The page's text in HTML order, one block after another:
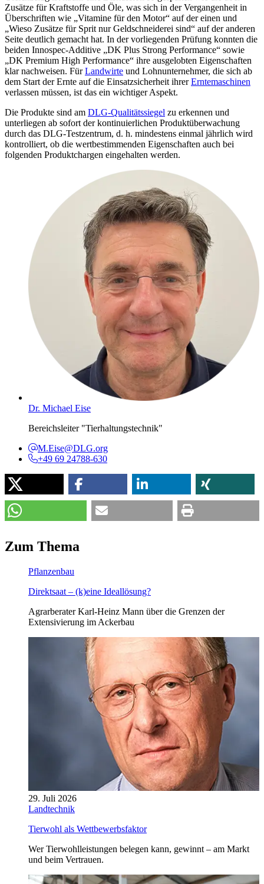
Zusätze für Kraftstoffe und Öle, was sich in der Vergangenheit in
Überschriften wie „Vitamine für den Motor“ auf der einen und
„Wieso Zusätze für Sprit nur Geldschneiderei sind“ auf der anderen
Seite deutlich gemacht hat. In der vorliegenden Prüfung konnten die
beiden Innospec-Additive „DK Plus Strong Performance“ sowie
„DK Premium High Performance“ ihre ausgelobten Eigenschaften
klar nachweisen. FürLandwirte und Lohnunternehmer, die sich ab
dem Start der Ernte auf die Einsatzsicherheit ihrerErntemaschinen
verlassen müssen, ist das ein wichtiger Aspekt.
Die Produkte sind am DLG-Qualitätssiegel zu erkennen und
unterliegen ab sofort der kontinuierlichen Produktüberwachung
durch das DLG-Testzentrum, d. h. mindestens einmal jährlich wird
kontrolliert, ob die wertbestimmenden Eigenschaften auch bei
folgenden Produktchargen eingehalten werden.
Dr. Michael Eise
Bereichsleiter "Tierhaltungstechnik"
M.Eise@DLG.org
+49 69 24788-630
Zum Thema
Pflanzenbau
Direktsaat – (k)eine Ideallösung?
Agrarberater Karl-Heinz Mann über die Grenzen der
Extensivierung im Ackerbau
29. Juli 2026
Landtechnik
Tierwohl als Wettbewerbsfaktor
Wer Tierwohlleistungen belegen kann, gewinnt – am Markt
und beim Vertrauen.